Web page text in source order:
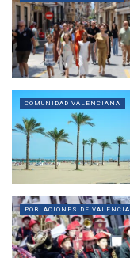
COMUNIDAD VALENCIANA
POBLACIONES DE VALENCIA